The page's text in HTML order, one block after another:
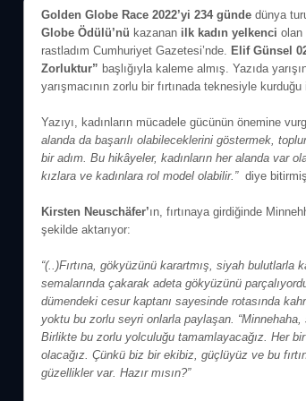
İletişim
Golden Globe Race 2022’yi 234 günde dünya
Globe Ödülü’nü kazanan ilk kadın yelkenci olan
rastladım Cumhuriyet Gazetesi’nde. Elif Günsel
Zorluktur” başlığıyla kaleme almış. Yazıda
yarışmacının zorlu bir fırtınada teknesiyle
Yazıyı, kadınların mücadele gücünün önemine
alanda da başarılı olabileceklerini göstermek,
bir adım. Bu hikâyeler, kadınların her alanda var
kızlara ve kadınlara rol model olabilir.”diye
Kirsten Neuschäfer’ın, fırtınaya girdiğinde
şekilde aktarıyor:
“(..)Fırtına, gökyüzünü karartmış, siyah bulutlarla
semalarında çakarak adeta gökyüzünü
dümendeki cesur kaptanı sayesinde rotasında
yoktu bu zorlu seyri onlarla paylaşan. “Minnehaha,
Birlikte bu zorlu yolculuğu tamamlayacağız. Her
olacağız. Çünkü biz bir ekibiz, güçlüyüz ve bu
güzellikler var. Hazır mısın?”